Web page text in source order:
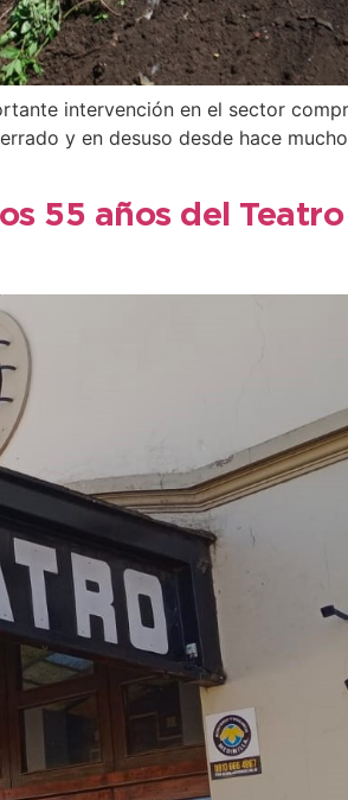
intervención en el sector
y en desuso desde hace
55 años del Teatro